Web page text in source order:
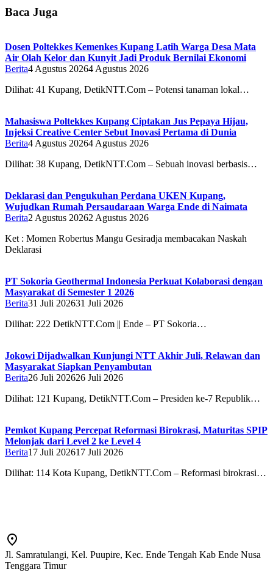
Baca Juga
Dosen Poltekkes Kemenkes Kupang Latih Warga Desa Mata
Air Olah Kelor dan Kunyit Jadi Produk Bernilai Ekonomi
Berita4 Agustus 20264 Agustus 2026
Dilihat: 41 Kupang, DetikNTT.Com – Potensi tanaman lokal…
Mahasiswa Poltekkes Kupang Ciptakan Jus Pepaya Hijau,
Injeksi Creative Center Sebut Inovasi Pertama di Dunia
Berita4 Agustus 20264 Agustus 2026
Dilihat: 38 Kupang, DetikNTT.Com – Sebuah inovasi berbasis…
Deklarasi dan Pengukuhan Perdana UKEN Kupang,
Wujudkan Rumah Persaudaraan Warga Ende di Naimata
Berita2 Agustus 20262 Agustus 2026
Ket : Momen Robertus Mangu Gesiradja membacakan Naskah
Deklarasi
PT Sokoria Geothermal Indonesia Perkuat Kolaborasi dengan
Masyarakat di Semester 1 2026
Berita31 Juli 202631 Juli 2026
Dilihat: 222 DetikNTT.Com || Ende – PT Sokoria…
Jokowi Dijadwalkan Kunjungi NTT Akhir Juli, Relawan dan
Masyarakat Siapkan Penyambutan
Berita26 Juli 202626 Juli 2026
Dilihat: 121 Kupang, DetikNTT.Com – Presiden ke-7 Republik…
Pemkot Kupang Percepat Reformasi Birokrasi, Maturitas SPIP
Melonjak dari Level 2 ke Level 4
Berita17 Juli 202617 Juli 2026
Dilihat: 114 Kota Kupang, DetikNTT.Com – Reformasi birokrasi…
Jl. Samratulangi, Kel. Puupire, Kec. Ende Tengah Kab Ende Nusa
Tenggara Timur